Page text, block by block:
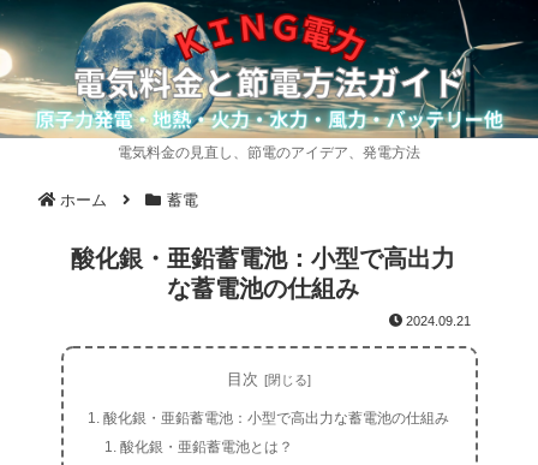
電気料金の見直し、節電のアイデア、発電方法
ホーム 蓄電
酸化銀・亜鉛蓄電池：小型で高出力
な蓄電池の仕組み
2024.09.21
目次
酸化銀・亜鉛蓄電池：小型で高出力な蓄電池の仕組み
酸化銀・亜鉛蓄電池とは？